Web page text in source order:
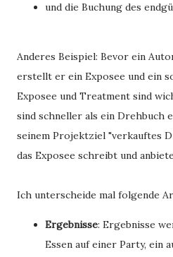
und die Buchung des
Anderes Beispiel: Bevor ein
erstellt er ein Exposee und ein
Exposee und Treatment sind
sind schneller als ein
seinem Projektziel "verkauftes
das Exposee schreibt und
Ich unterscheide mal folgende
Ergebnisse: Ergebnisse
Essen auf einer Party, ein